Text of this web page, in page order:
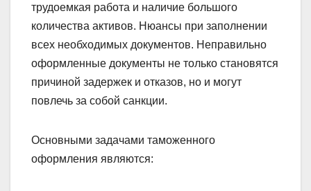
трудоемкая работа и наличие большого
количества активов. Нюансы при заполнении
всех необходимых документов. Неправильно
оформленные документы не только становятся
причиной задержек и отказов, но и могут
повлечь за собой санкции.
Основными задачами таможенного
оформления являются: